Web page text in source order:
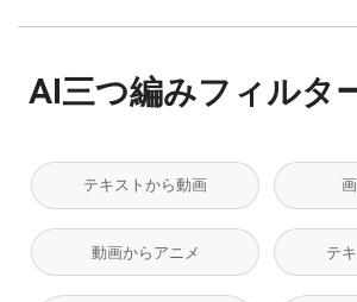
AI三つ編みフィルタ
テキストから動画
動画からアニメ テ